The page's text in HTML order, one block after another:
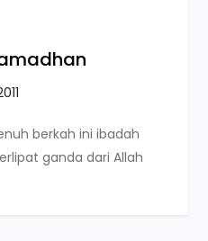
berkah ini ibadah
ganda dari Allah